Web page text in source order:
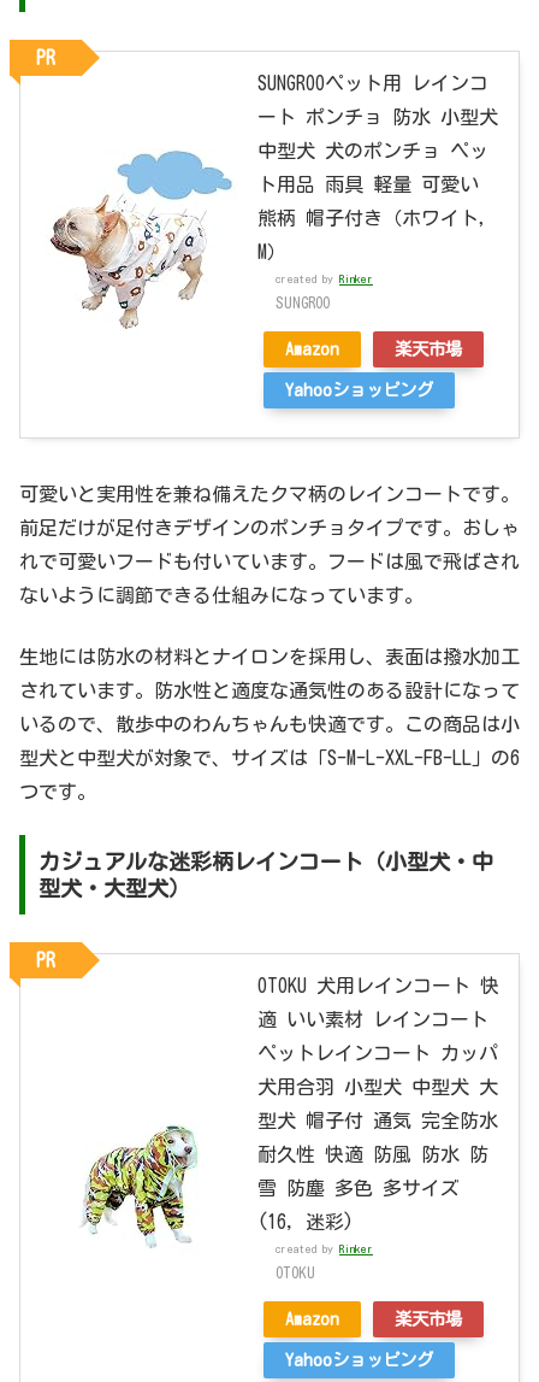
SUNGROOペット用 レインコ
ート ポンチョ 防水 小型犬
中型犬 犬のポンチョ ペッ
ト用品 雨具 軽量 可愛い
熊柄 帽子付き（ホワイト，
M）
created by Rinker
SUNGROO
Amazon 楽天市場
Yahooショッピング
PR
可愛いと実用性を兼ね備えたクマ柄のレインコートです。
前足だけが足付きデザインのポンチョタイプです。おしゃ
れで可愛いフードも付いています。フードは風で飛ばされ
ないように調節できる仕組みになっています。
生地には防水の材料とナイロンを採用し、表面は撥水加工
されています。防水性と適度な通気性のある設計になって
いるので、散歩中のわんちゃんも快適です。この商品は小
型犬と中型犬が対象で、サイズは「S-M-L-XXL-FB-LL」の6
つです。
カジュアルな迷彩柄レインコート（小型犬・中
型犬・大型犬）
OTOKU 犬用レインコート 快
適 いい素材 レインコート
ペットレインコート カッパ
犬用合羽 小型犬 中型犬 大
型犬 帽子付 通気 完全防水
耐久性 快適 防風 防水 防
雪 防塵 多色 多サイズ
(16, 迷彩)
created by Rinker
OTOKU
Amazon 楽天市場
Yahooショッピング
PR